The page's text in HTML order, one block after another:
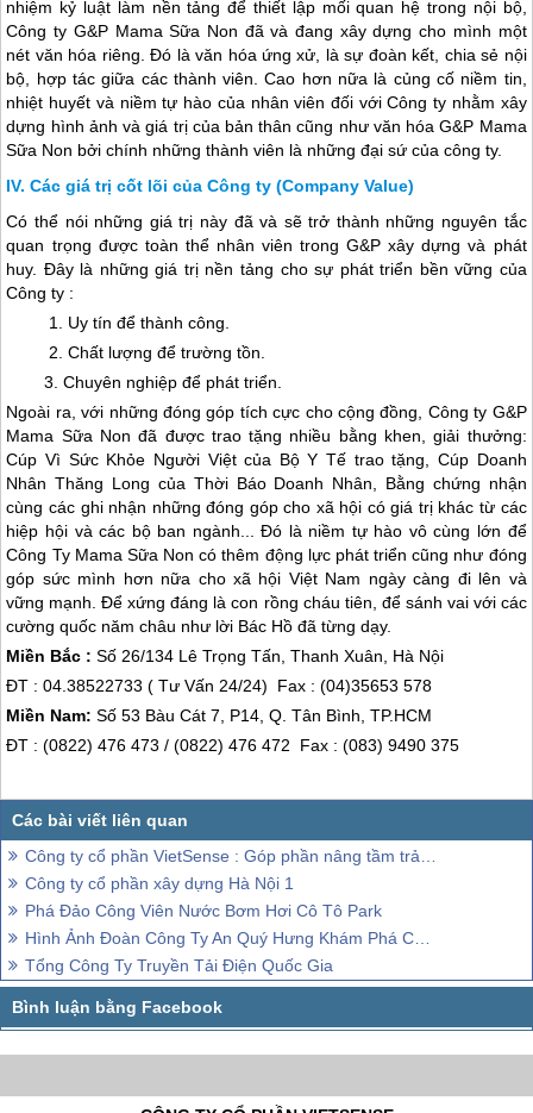
nhiệm kỷ luật làm nền tảng để thiết lập mối quan hệ trong nội bộ,
Công ty G&P Mama Sữa Non đã và đang xây dựng cho mình một
nét văn hóa riêng. Đó là văn hóa ứng xử, là sự đoàn kết, chia sẻ nội
bộ, hợp tác giữa các thành viên. Cao hơn nữa là củng cố niềm tin,
nhiệt huyết và niềm tự hào của nhân viên đối với Công ty nhằm xây
dựng hình ảnh và giá trị của bản thân cũng như văn hóa G&P Mama
Sữa Non bởi chính những thành viên là những đại sứ của công ty.
Các giá trị cốt lõi của Công ty (Company Value)
Có thể nói những giá trị này đã và sẽ trở thành những nguyên tắc
quan trọng được toàn thể nhân viên trong G&P xây dựng và phát
huy. Đây là những giá trị nền tảng cho sự phát triển bền vững của
Công ty :
1. Uy tín để thành công.
2. Chất lượng để trường tồn.
3. Chuyên nghiệp để phát triển.
Ngoài ra, với những đóng góp tích cực cho cộng đồng, Công ty G&P
Mama Sữa Non đã được trao tặng nhiều bằng khen, giải thưởng:
Cúp Vì Sức Khỏe Người Việt của Bộ Y Tế trao tặng, Cúp Doanh
Nhân Thăng Long của Thời Báo Doanh Nhân, Bằng chứng nhận
cùng các ghi nhận những đóng góp cho xã hội có giá trị khác từ các
hiệp hội và các bộ ban ngành... Đó là niềm tự hào vô cùng lớn để
Công Ty Mama Sữa Non có thêm động lực phát triển cũng như đóng
góp sức mình hơn nữa cho xã hội Việt Nam ngày càng đi lên và
vững mạnh. Để xứng đáng là con rồng cháu tiên, để sánh vai với các
cường quốc năm châu như lời Bác Hồ đã từng dạy.
Miền Bắc : Số 26/134 Lê Trọng Tấn, Thanh Xuân, Hà Nội
ĐT : 04.38522733 ( Tư Vấn 24/24) Fax : (04)35653 578
Miền Nam:Số 53 Bàu Cát 7, P14, Q. Tân Bình, TP.HCM
ĐT : (0822) 476 473 / (0822) 476 472 Fax : (083) 9490 375
Công ty cổ phần VietSense : Góp phần nâng tầm trải nghiệm Việt
Công ty cổ phần xây dựng Hà Nội 1
Phá Đảo Công Viên Nước Bơm Hơi Cô Tô Park
Hình Ảnh Đoàn Công Ty An Quý Hưng Khám Phá Cô Tô Hè 2020
Tổng Công Ty Truyền Tải Điện Quốc Gia